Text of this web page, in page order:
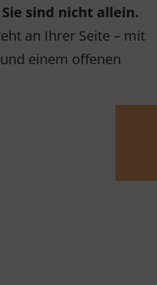
Sie sind nicht allein.
an Ihrer Seite – mit
einem offenen